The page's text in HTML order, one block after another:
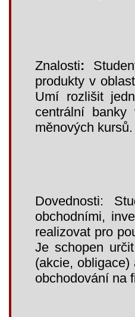
Znalosti:
produkty v
Umí rozlišit
centrální
měnových kursů.
Dovednosti:
obchodními,
realizovat pro
Je schopen
(akcie,
obchodování na